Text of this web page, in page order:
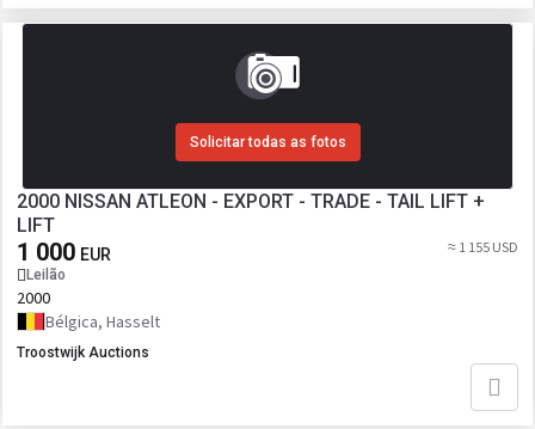
Solicitar todas as fotos
2000 NISSAN ATLEON - EXPORT - TRADE - TAIL LIFT +
LIFT
1 000 EUR
Leilão
≈ 1 155 USD
2000
Bélgica, Hasselt
Troostwijk Auctions